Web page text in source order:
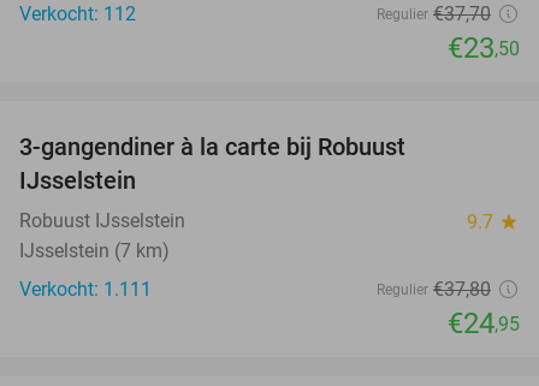
Verkocht: 112
Regulier €37,70
€23,50
3-gangendiner à la carte bij Robuust
IJsselstein
Robuust IJsselstein 9.7 star
IJsselstein (7 km)
Verkocht: 1.111
Regulier €37,80
€24,95